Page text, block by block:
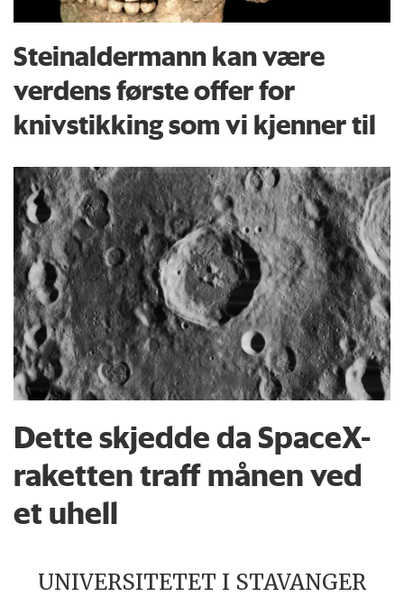
Steinaldermann kan være
verdens første offer for
knivstikking som vi kjenner til
Dette skjedde da SpaceX-
raketten traff månen ved
et uhell
UNIVERSITETET I STAVANGER